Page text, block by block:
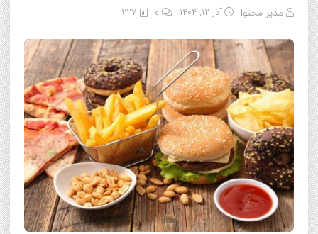
مدیر محتوا آذر ۱۲, ۱۴۰۴ 227